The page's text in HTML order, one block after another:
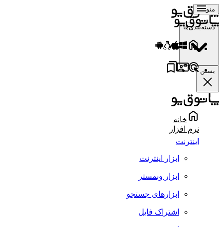
منو
دسته‌بندی‌ها
بستن
خانه
نرم افزار
اینترنت
ابزار اینترنت
ابزار وبمستر
ابزارهای جستجو
اشتراک فایل